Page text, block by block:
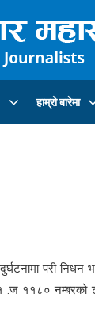
हाम्रो बारेमा
दुर्घटनामा
११८० नम्बरको